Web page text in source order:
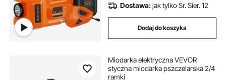
Dostawa:jak tylko Śr. Sier. 12
Dodaj do koszyka
Miodarka elektryczna VEVOR
styczna miodarka pszczelarska 2/4
ramki